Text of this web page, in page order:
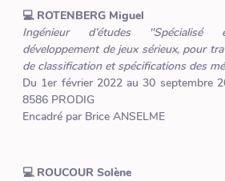
💻 ROTENBERG Miguel
Ingénieur d’études
développement de jeux sérieux, pour
de classification et spécifications des
Du 1er février 2022 au 30 septembre
8586 PRODIG
Encadré par Brice ANSELME
💻 ROUCOUR Solène